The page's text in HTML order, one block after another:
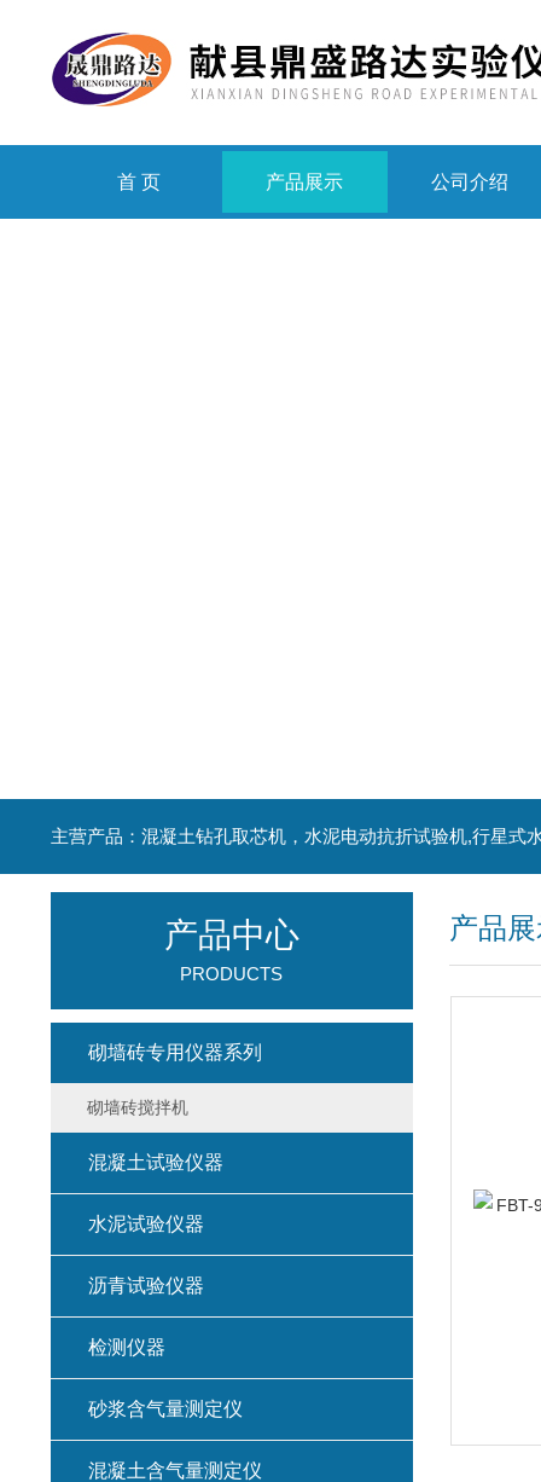
首 页 产品展示 公司介绍
产品
产品中心
PRODUCTS
砌墙砖专用仪器系列
砌墙砖搅拌机
混凝土试验仪器
水泥试验仪器
沥青试验仪器
检测仪器
砂浆含气量测定仪
混凝土含气量测定仪